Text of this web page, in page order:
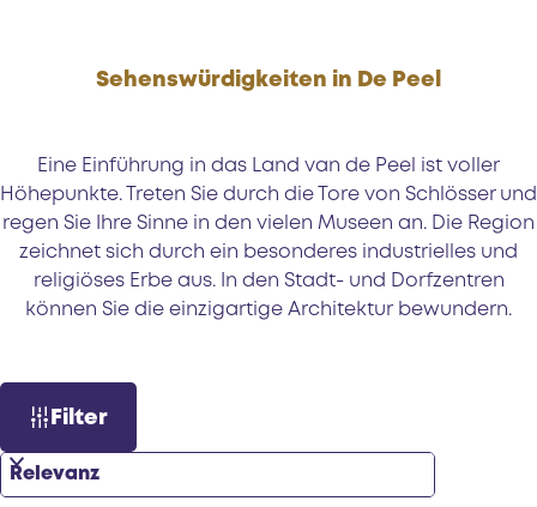
Sehenswürdigkeiten in De Peel
Eine Einführung in das Land van de Peel ist voller
Höhepunkte. Treten Sie durch die Tore von Schlösser und
regen Sie Ihre Sinne in den vielen Museen an. Die Region
zeichnet sich durch ein besonderes industrielles und
religiöses Erbe aus. In den Stadt- und Dorfzentren
können Sie die einzigartige Architektur bewundern.
s
m
Filter
S
r